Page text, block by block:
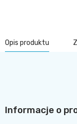
Opis produktu
Informacje o